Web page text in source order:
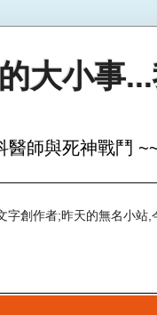
大小事
醫師與死神戰鬥
字創作者;昨天的無名小